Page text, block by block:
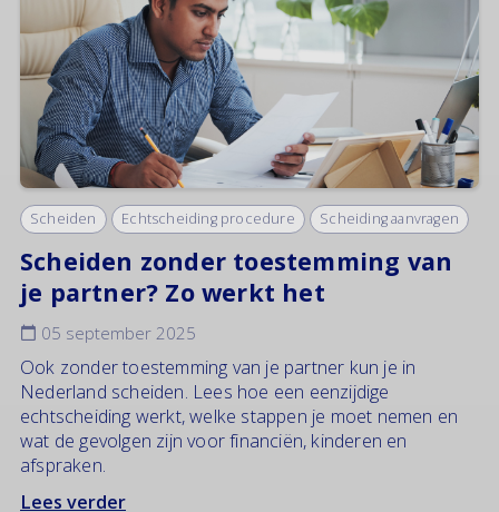
Scheiden Echtscheiding procedure Scheiding aanvragen
Scheiden zonder toestemming van
je partner? Zo werkt het
05 september 2025
Ook zonder toestemming van je partner kun je in
Nederland scheiden. Lees hoe een eenzijdige
echtscheiding werkt, welke stappen je moet nemen en
wat de gevolgen zijn voor financiën, kinderen en
afspraken.
Lees verder